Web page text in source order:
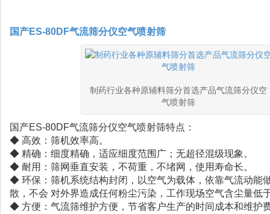
国产ES-80DF气流筛分仪空气喷射筛
制药行业各种原辅料筛分首选产品气流筛分仪空
气喷射筛
国产ES-80DF气流筛分仪空气喷射筛特点：
◆ 高效：筛机效率高。
◆ 精确：细度精确，适应细度范围广；无超径混级现象。
◆ 耐用：筛网垂直安装，不荷重，不堵网，使用寿命长。
◆ 环保：筛机系统结构封闭，以空气为载体，依靠气流动能
散，不会 对外界造成任何粉尘污染，工作现场空气含尘量低
◆ 方便：气流筛维护方便，节省客户生产的时间成本和维护